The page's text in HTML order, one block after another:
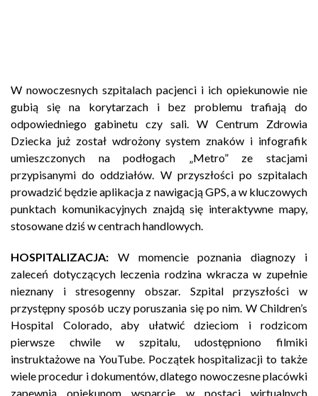
W nowoczesnych szpitalach pacjenci i ich opiekunowie nie
gubią się na korytarzach i bez problemu trafiają do
odpowiedniego gabinetu czy sali. W Centrum Zdrowia
Dziecka już został wdrożony system znaków i infografik
umieszczonych na podłogach „Metro” ze stacjami
przypisanymi do oddziałów. W przyszłości po szpitalach
prowadzić będzie aplikacja z nawigacją GPS, a w kluczowych
punktach komunikacyjnych znajdą się interaktywne mapy,
stosowane dziś w centrach handlowych.
HOSPITALIZACJA: W momencie poznania diagnozy i
zaleceń dotyczących leczenia rodzina wkracza w zupełnie
nieznany i stresogenny obszar. Szpital przyszłości w
przystępny sposób uczy poruszania się po nim. W Children’s
Hospital Colorado, aby ułatwić dzieciom i rodzicom
pierwsze chwile w szpitalu, udostępniono filmiki
instruktażowe na YouTube. Początek hospitalizacji to także
wiele procedur i dokumentów, dlatego nowoczesne placówki
zapewnią opiekunom wsparcie w postaci wirtualnych